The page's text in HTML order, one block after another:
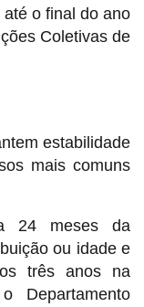
o final do ano
Coletivas de
estabilidade
mais comuns
24 meses da
ou idade e
três anos na
Departamento